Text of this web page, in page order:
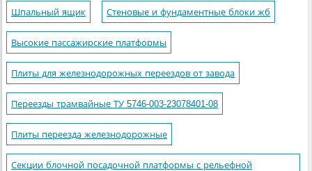
Шпальный ящик Стеновые и фундаментные блоки жб
Высокие пассажирские платформы
Плиты для железнодорожных переездов от завода
Переезды трамвайные ТУ 5746-003-23078401-08
Плиты переезда железнодорожные
Секции блочной посадочной платформы с рельефной